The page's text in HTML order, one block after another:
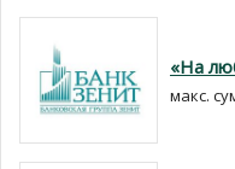
«На
макс.